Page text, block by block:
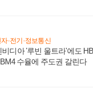
·전기·정보통신
비디아 '루빈 울트라'에도
수율에 주도권 갈린다